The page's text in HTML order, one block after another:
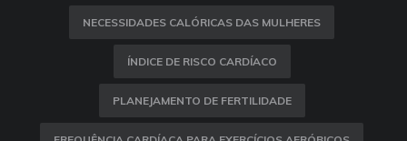
NECESSIDADES CALÓRICAS DAS MULHERES
ÍNDICE DE RISCO CARDÍACO
PLANEJAMENTO DE FERTILIDADE